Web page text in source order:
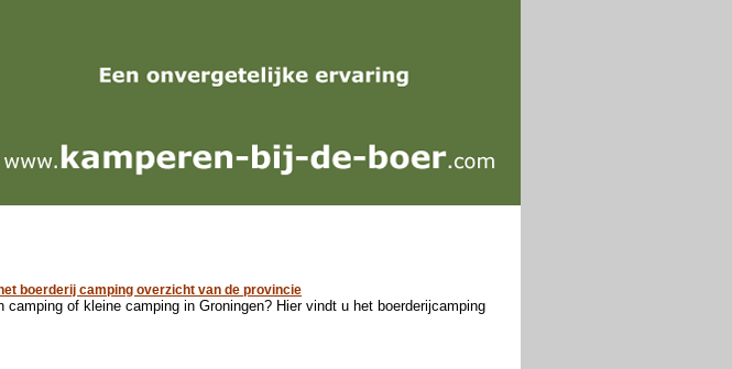
boerderij camping overzicht van de provincie
of kleine camping in Groningen? Hier vindt u het boerderijcamping